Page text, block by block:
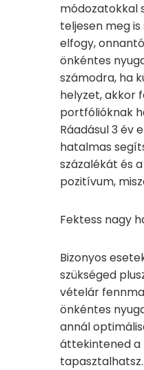
módozatokkal
teljesen meg
elfogy,
önkéntes
számodra, ha
helyzet, akkor
portfólióknak
Ráadásul 3 év
hatalmas
százalékát és
pozitívum,
Fektess nagy
Bizonyos
szükséged
vételár
önkéntes
annál
áttekintened a